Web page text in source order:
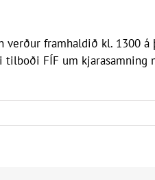
framhaldið kl. 1300 á
FÍF um kjarasamning